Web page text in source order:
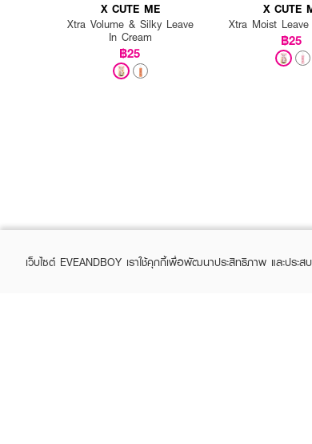
X CUTE ME
Xtra Volume & Silky Leave
In Cream
฿25
X CUTE
Xtra Moist
฿25
เว็บไซต์ EVEANDBOY เราใช้คุกกี้เพื่อพัฒนาประสิทธิภาพ และปร